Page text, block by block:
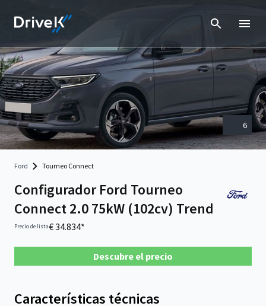
6
Ford Tourneo Connect
Configurador Ford Tourneo
Connect 2.0 75kW (102cv) Trend
Precio de lista€ 34.834*
Descubre el precio
Características técnicas